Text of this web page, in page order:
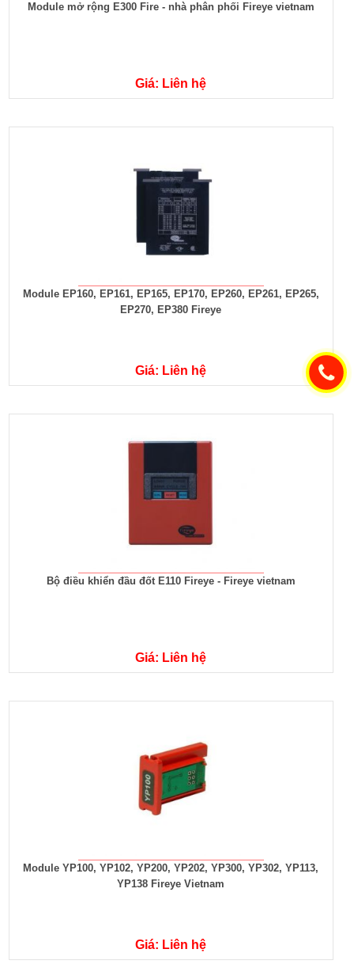
Module mở rộng E300 Fire - nhà phân phối Fireye vietnam
Giá: Liên hệ
Module EP160, EP161, EP165, EP170, EP260, EP261, EP265,
EP270, EP380 Fireye
Giá: Liên hệ
Bộ điều khiển đầu đốt E110 Fireye - Fireye vietnam
Giá: Liên hệ
Module YP100, YP102, YP200, YP202, YP300, YP302, YP113,
YP138 Fireye Vietnam
Giá: Liên hệ